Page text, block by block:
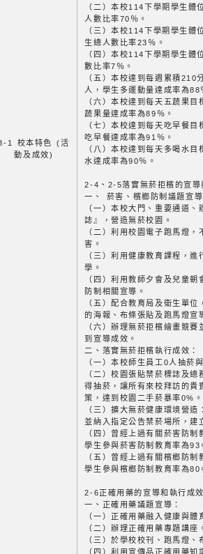
1 校本特色 (活
動及成效)
（二）本校114下學期學生
人數比率70％。
（三）本校114下學期學生體
生總人數比率23％。
（四）本校114下學期學生體
數比率7％。
（五）本校達到每週累積
人，學生多運動量達成率為88
（六）本校達到每天五蔬果
蔬果量達成率為89％。
（七）本校達到每天吃早餐
吃早餐達成率為91％。
（八）本校達到每天多喝水
水達成率為90％。
2-4、2-5落實無菸拒檳的宣導
一、 菸害、檳榔防制議題宣
（一）本校大門、重要通道
誌』，營造無菸校園。
（二）利用校園電子跑馬燈
害。
（三）利用健康教育課程，
學。
（四）利用教師夕會及兒童
防制相關宣導。
（五）配合教育局及衛生單
的海報、布條張貼及跑馬燈宣
（六）辦理無菸拒檳繪畫競
到宣導成效。
二、落實無菸拒檳執行成效：
（一）本校師生員工0人抽菸
（二）校園張貼禁菸標誌及
得抽菸，讓所有來校拜訪的貴
策，達到校園二手菸暴率0%。
（三）擴大無菸健康環境營
並納入指定公告禁菸場所，建
（四）曾經上過有關菸害防
學生參與菸害防制教育率為
（五）曾經上過有關檳榔防
學生參與檳榔防制教育率為
2-6正確用藥的宣導和執行成
一、正確用藥議題宣導：
（一）正確用藥融入健康與體
（二）辦理正確用藥專題講座
（三）於學校校刊、跑馬燈、
（四）利用宣傳品正確用藥知